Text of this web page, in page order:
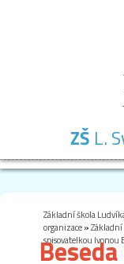
ZŠ L.
Základní škola
organizace»
spisovatelkou Ivonou